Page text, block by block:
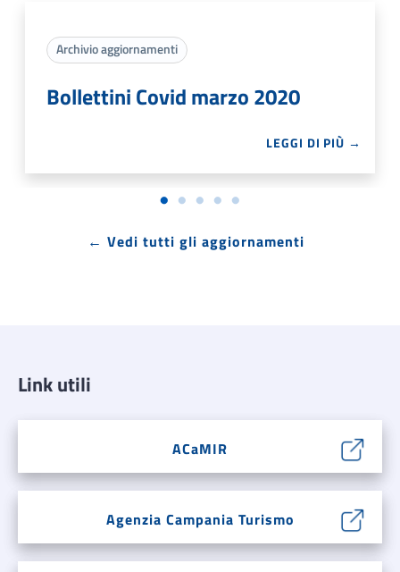
Archivio aggiornamenti
Bollettini Covid marzo 2020
LEGGI DI PIÙ →
← Vedi tutti gli aggiornamenti
Link utili
ACaMIR
Agenzia Campania Turismo